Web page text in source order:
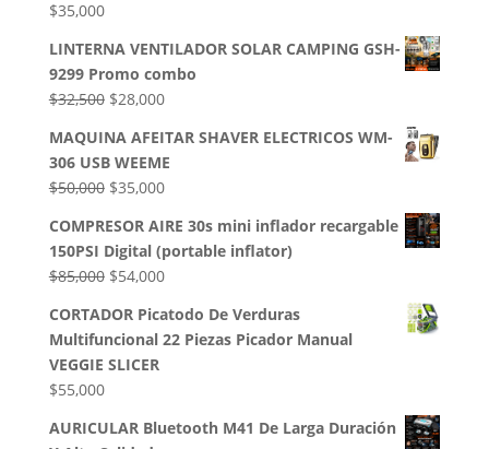
$35,000
LINTERNA VENTILADOR SOLAR CAMPING GSH-
9299 Promo combo
$32,500 El
original
era:
$32,500.
$28,000El
actual
es:
$28,000.
MAQUINA AFEITAR SHAVER ELECTRICOS WM-
306 USB WEEME
$50,000 El
original
era:
$50,000.
$35,000El
actual
es:
$35,000.
COMPRESOR AIRE 30s mini inflador recargable
150PSI Digital (portable inflator)
$85,000 El
original
era:
$85,000.
$54,000El
actual
es:
CORTADOR Picatodo De Verduras
Multifuncional 22 Piezas Picador Manual
VEGGIE SLICER
$55,000
AURICULAR Bluetooth M41 De Larga Duración